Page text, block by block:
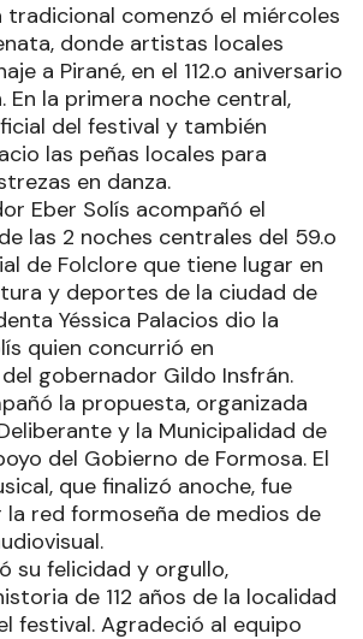
tradicional comenzó el miércoles
donde artistas locales
a Pirané, en el 112.o aniversario
En la primera noche central,
del festival y también
las peñas locales para
en danza.
Eber Solís acompañó el
las 2 noches centrales del 59.o
de Folclore que tiene lugar en
y deportes de la ciudad de
Yéssica Palacios dio la
quien concurrió en
gobernador Gildo Insfrán.
la propuesta, organizada
y la Municipalidad de
del Gobierno de Formosa. El
que finalizó anoche, fue
red formoseña de medios de
su felicidad y orgullo,
de 112 años de la localidad
festival. Agradeció al equipo